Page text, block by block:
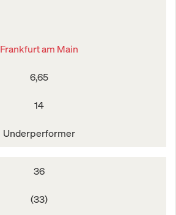
Frankfurt am Main
6,65
14
Underperformer
36
(33)